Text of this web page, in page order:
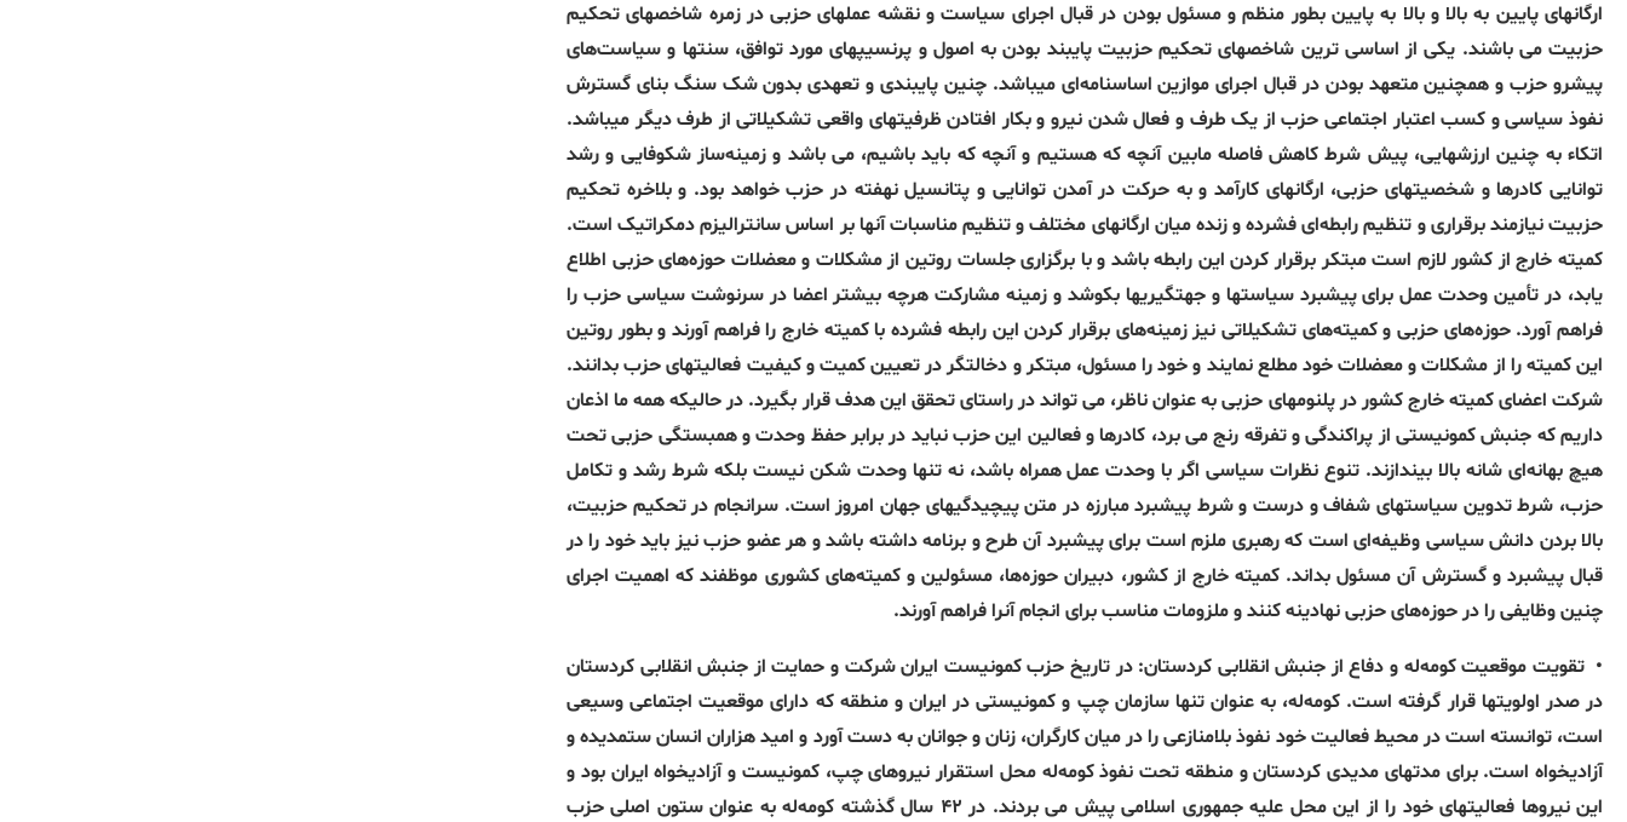
ارگانھای پایین به بالا و بالا به پایین بطور منظم و مسئول بودن در قبال اجرای سیاست و نقشه عملھای حزبی در زمره شاخصھای تحکیم
حزبیت می باشند. یکی از اساسی ترین شاخصھای تحکیم حزبیت پایبند بودن به اصول و پرنسیپھای مورد توافق، سنتھا و سیاست‌های
پیشرو حزب و ھمچنین متعھد بودن در قبال اجرای موازین اساسنامەای میباشد.چنین پایبندی و تعھدی بدون شک سنگ بنای گسترش
نفوذ سیاسی و کسب اعتبار اجتماعی حزب از یک طرف و فعال شدن نیرو و بکار افتادن ظرفیتھای واقعی تشکیلاتی از طرف دیگر میباشد.
اتکاء به چنین ارزشھایی، پیش شرط کاھش فاصله مابین آنچه که ھستیم و آنچه که باید باشیم، می باشد و زمینەساز شکوفایی و رشد
توانایی کادرھا و شخصیتھای حزبی، ارگانھای کارآمد و به حرکت در آمدن توانایی و پتانسیل نھفته در حزب خواھد بود. و بلاخره تحکیم
حزبیت نیازمند برقراری و تنظیم رابطەای فشرده و زنده میان ارگانھای مختلف و تنظیم مناسبات آنھا بر اساس سانترالیزم دمکراتیک است.
کمیته خارج از کشور لازم است مبتکر برقرار کردن این رابطه باشد و با برگزاری جلسات روتین از مشکلات و معضلات حوزەھای حزبی اطلاع
یابد، در تأمین وحدت عمل برای پیشبرد سیاستھا و جھتگیریھا بکوشد و زمینە مشارکت ھرچه بیشتر اعضا در سرنوشت سیاسی حزب را
فراھم آورد.حوزەھای حزبی و کمیتەھای تشکیلاتی نیز زمینەھای برقرار کردن این رابطه فشرده با کمیته خارج را فراھم آورند و بطور روتین
این کمیته را از مشکلات و معضلات خود مطلع نمایند و خود را مسئول، مبتکر و دخالتگر در تعیین کمیت و کیفیت فعالیتھای حزب بدانند.
شرکت اعضای کمیته خارج کشور در پلنومھای حزبی به عنوان ناظر، می تواند در راستای تحقق این ھدف قرار بگیرد. در حالیکه ھمه ما اذعان
داریم که جنبش کمونیستی از پراکندگی و تفرقه رنج می برد، کادرھا و فعالین این حزب نباید در برابر حفظ وحدت و ھمبستگی حزبی تحت
ھیچ بھانەای شانه بالا بیندازند. تنوع نظرات سیاسی اگر با وحدت عمل ھمراه باشد، نه تنھا وحدت شکن نیست بلکه شرط رشد و تکامل
حزب، شرط تدوین سیاستھای شفاف و درست و شرط پیشبرد مبارزه در متن پیچیدگیھای جھان امروز است.سرانجام در تحکیم حزبیت،
بالا بردن دانش سیاسی وظیفەای است که رھبری ملزم است برای پیشبرد آن طرح و برنامه داشته باشد و ھر عضو حزب نیز باید خود را در
قبال پیشبرد و گسترش آن مسئول بداند.کمیته خارج از کشور، دبیران حوزەھا، مسئولین و کمیتەھای کشوری موظفند که اھمیت اجرای
چنین وظایفی را در حوزەھای حزبی نھادینه کنند و ملزومات مناسب برای انجام آنرا فراھم آورند.
•تقویت موقعیت کومەلە و دفاع از جنبش انقلابی کردستان:در تاریخ حزب کمونیست ایران شرکت و حمایت از جنبش انقلابی کردستان
در صدر اولویتھا قرار گرفته است. کومەله، بە عنوان تنھا سازمان چپ و کمونیستی در ایران و منطقه که دارای موقعیت اجتماعی وسیعی
است، توانستە است در محیط فعالیت خود نفوذ بلامنازعی را در میان کارگران، زنان و جوانان به دست آورد و امید هزاران انسان ستمدیدە و
آزادیخواە است.برای مدتھای مدیدی کردستان و منطقه تحت نفوذ کومەله محل استقرار نیروھای چپ، کمونیست و آزادیخواه ایران بود و
این نیروھا فعالیتھای خود را از این محل علیه جمھوری اسلامی پیش می بردند. در ۴۲ سال گذشته کومەله به عنوان ستون اصلی حزب